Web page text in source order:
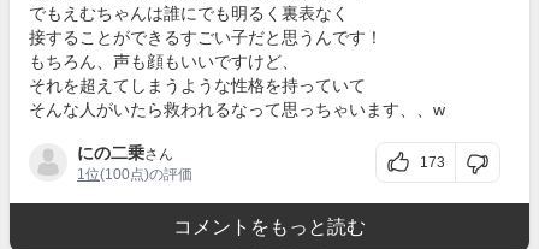
でもえむちゃんは誰にでも明るく裏表なく
接することができるすごい子だと思うんです！
もちろん、声も顔もいいですけど、
それを超えてしまうような性格を持っていて
そんな人がいたら救われるなって思っちゃいます、、w
にの二乗さん
1位(100点)の評価
173
コメントをもっと読む